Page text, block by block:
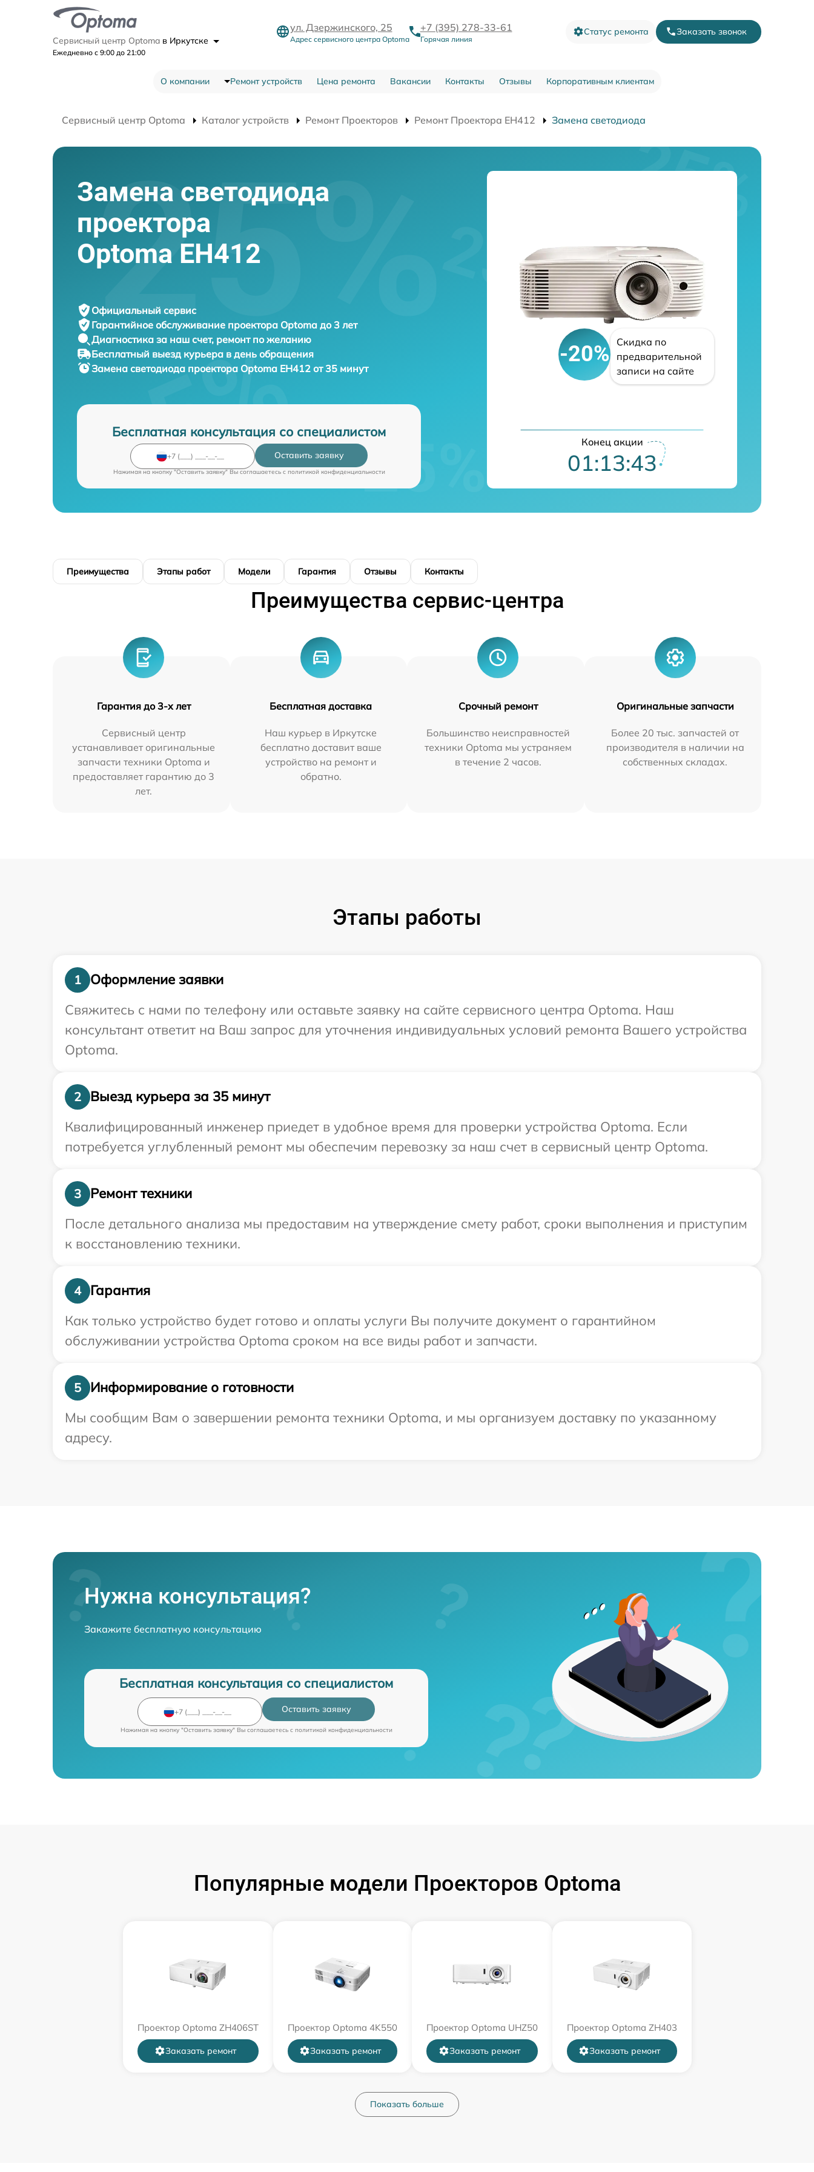
Сервисный центр Optoma в Иркутске
Ежедневно с 9:00 до 21:00
ул. Дзержинского, 25
Адрес сервисного центра Optoma
+7 (395) 278-33-61
Горячая линия
Статус ремонта Заказать звонок
О компании Ремонт устройств Цена ремонта Вакансии Контакты Отзывы Корпоративным клиентам
Сервисный центр Optoma Каталог устройств Ремонт Проекторов Ремонт Проектора EH412 Замена светодиода
Замена светодиода
проектора
Optoma EH412
Официальный сервис
Гарантийное обслуживание проектора Optoma до 3 лет
Диагностика за наш счет, ремонт по желанию
Бесплатный выезд курьера в день обращения
Замена светодиода проектора Optoma EH412 от 35 минут
Бесплатная консультация со специалистом
Оставить заявку
Нажимая на кнопку "Оставить заявку" Вы соглашаетесь c политикой конфиденциальности
-20%
Скидка по
предварительной
записи на сайте
Конец акции
01:13:42
Преимущества Этапы работ Модели Гарантия Отзывы Контакты
Преимущества сервис-центра
Гарантия до 3-х лет
Сервисный центр
устанавливает оригинальные
запчасти техники Optoma и
предоставляет гарантию до 3
лет.
Бесплатная доставка
Наш курьер в Иркутске
бесплатно доставит ваше
устройство на ремонт и
обратно.
Срочный ремонт
Большинство неисправностей
техники Optoma мы устраняем
в течение 2 часов.
Оригинальные запчасти
Более 20 тыс. запчастей от
производителя в наличии на
собственных складах.
Этапы работы
1
Оформление заявки
Свяжитесь с нами по телефону или оставьте заявку на сайте сервисного центра Optoma. Наш
консультант ответит на Ваш запрос для уточнения индивидуальных условий ремонта Вашего устройства
Optoma.
2
Выезд курьера за 35 минут
Квалифицированный инженер приедет в удобное время для проверки устройства Optoma. Если
потребуется углубленный ремонт мы обеспечим перевозку за наш счет в сервисный центр Optoma.
3
Ремонт техники
После детального анализа мы предоставим на утверждение смету работ, сроки выполнения и приступим
к восстановлению техники.
4
Гарантия
Как только устройство будет готово и оплаты услуги Вы получите документ о гарантийном
обслуживании устройства Optoma сроком на все виды работ и запчасти.
5
Информирование о готовности
Мы сообщим Вам о завершении ремонта техники Optoma, и мы организуем доставку по указанному
адресу.
Нужна консультация?
Закажите бесплатную консультацию
Бесплатная консультация со специалистом
Оставить заявку
Нажимая на кнопку "Оставить заявку" Вы соглашаетесь c политикой конфиденциальности
Популярные модели Проекторов Optoma
Проектор Optoma ZH406ST
Заказать ремонт
Проектор Optoma 4K550
Заказать ремонт
Проектор Optoma UHZ50
Заказать ремонт
Проектор Optoma ZH403
Заказать ремонт
Показать больше